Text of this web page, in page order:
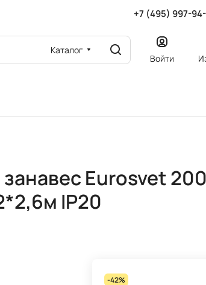
+7 (495) 997-
Каталог
Войти
Eurosvet
IP20
-42%